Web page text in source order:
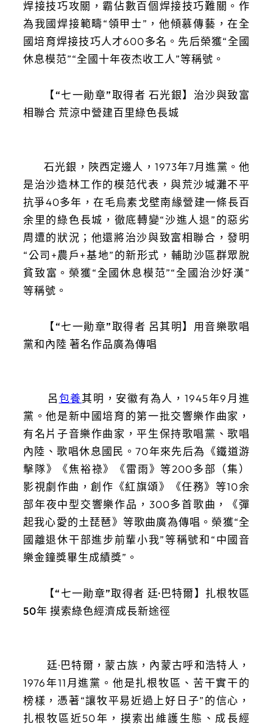
焊接技巧攻關，霸佔數百個焊接技巧難關。作
為我國焊接範疇“領甲士”，他傾慕傳藝，在全
國培育焊接技巧人才600多名。先后榮獲“全國
休息模范”“全國十年夜杰收工人”等稱號。
【“七一勛章”取得者 石光銀】治沙與致富
相聯合 荒涼中營建百里綠色長城
石光銀，陜西定邊人，1973年7月進黨。他
是治沙造林工作的模范代表，與荒沙堿灘不平
抗爭40多年，在毛烏素戈壁南緣營建一條長百
余里的綠色長城，徹底轉變“沙進人退”的惡劣
周遭的狀況；他還將治沙與致富相聯合，發明
“公司+農戶+基地”的新形式，輔助沙區群眾脫
貧致富。榮獲“全國休息模范”“全國治沙好漢”
等稱號。
【“七一勛章”取得者 呂其明】用音樂歌唱
黨和內陸 著名作品廣為傳唱
呂包養其明，安徽有為人，1945年9月進
黨。他是新中國培育的第一批交響樂作曲家，
有名片子音樂作曲家，平生保持歌唱黨、歌唱
內陸、歌唱休息國民。70年來先后為《鐵道游
擊隊》《焦裕祿》《雷雨》等200多部（集）
影視劇作曲，創作《紅旗頌》《任務》等10余
部年夜中型交響樂作品，300多首歌曲，《彈
起我心愛的土琵琶》等歌曲廣為傳唱。榮獲“全
國離退休干部進步前輩小我”等稱號和“中國音
樂金鐘獎畢生成績獎”。
【“七一勛章”取得者 廷·巴特爾】扎根牧區
50年 摸索綠色經濟成長新途徑
廷·巴特爾，蒙古族，內蒙古呼和浩特人，
1976年11月進黨。他是扎根牧區、苦干實干的
榜樣，憑著“讓牧平易近過上好日子”的信心，
扎根牧區近50年，摸索出維護生態、成長經